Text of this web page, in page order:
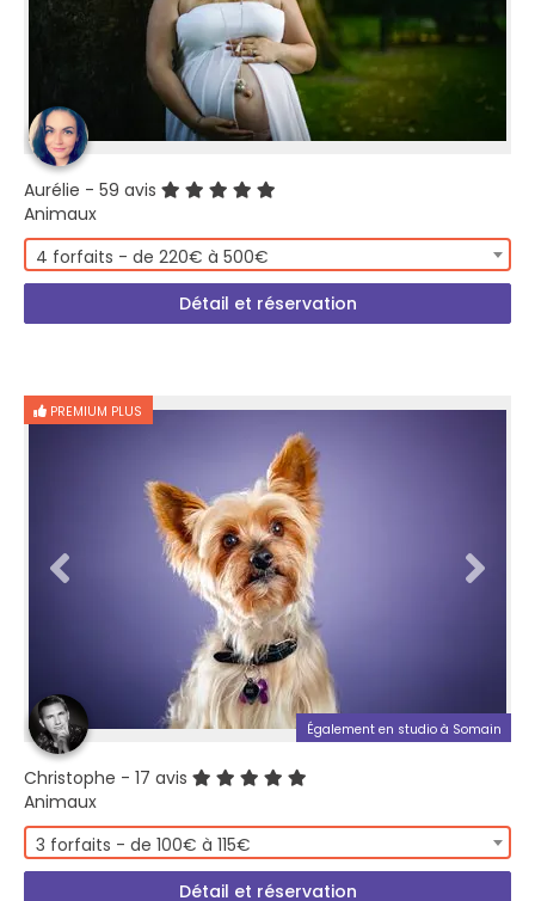
Aurélie - 59 avis
Animaux
4 forfaits - de 220€ à 500€
Détail et réservation
PREMIUM PLUS
Également en studio à Somain
Christophe - 17 avis
Animaux
3 forfaits - de 100€ à 115€
Détail et réservation